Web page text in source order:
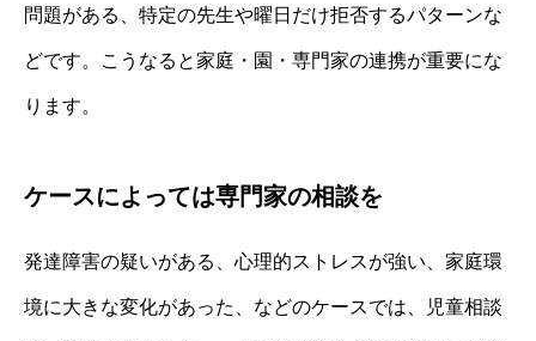
問題がある、特定の先生や曜日だけ拒否するパターンな
どです。こうなると家庭・園・専門家の連携が重要にな
ります。
ケースによっては専門家の相談を
発達障害の疑いがある、心理的ストレスが強い、家庭環
境に大きな変化があった、などのケースでは、児童相談